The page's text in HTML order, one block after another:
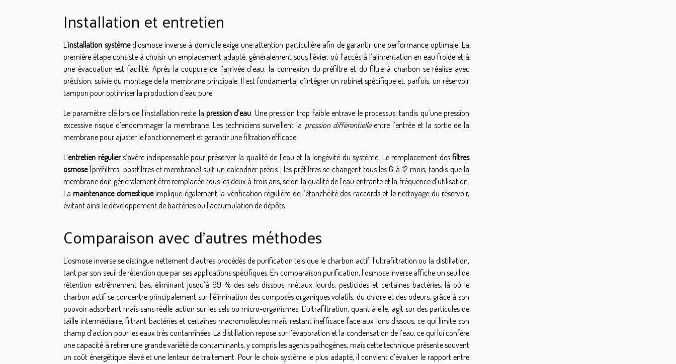
Installation et entretien
L'installation systèmed’osmose inverse à domicile exige une attention particulière afin de garantir une performance optimale. La
première étape consiste à choisir un emplacement adapté, généralement sous l’évier, où l’accès à l’alimentation en eau froide et à
une évacuation est facilité. Après la coupure de l’arrivée d’eau, la connexion du préfiltre et du filtre à charbon se réalise avec
précision, suivie du montage de la membrane principale. Il est fondamental d’intégrer un robinet spécifique et, parfois, un réservoir
tampon pour optimiser la production d’eau pure.
Le paramètre clé lors de l’installation reste la pression d’eau . Une pression trop faible entrave le processus, tandis qu’une pression
excessive risque d’endommager la membrane. Les techniciens surveillent la pression différentielleentre l’entrée et la sortie de la
membrane pour ajuster le fonctionnement et garantir une filtration efficace.
L’entretien réguliers’avère indispensable pour préserver la qualité de l’eau et la longévité du système. Le remplacement des filtres
osmose(préfiltres, postfiltres et membrane) suit un calendrier précis : les préfiltres se changent tous les 6 à 12 mois, tandis que la
membrane doit généralement être remplacée tous les deux à trois ans, selon la qualité de l’eau entrante et la fréquence d’utilisation.
Lamaintenance domestiqueimplique également la vérification régulière de l’étanchéité des raccords et le nettoyage du réservoir,
évitant ainsi le développement de bactéries ou l’accumulation de dépôts.
Comparaison avec d’autres méthodes
L’osmose inverse se distingue nettement d’autres procédés de purification tels que le charbon actif, l’ultrafiltration ou la distillation,
tant par son seuil de rétention que par ses applications spécifiques. En comparaison purification, l’osmose inverse affiche un seuil de
rétention extrêmement bas, éliminant jusqu’à 99 % des sels dissous, métaux lourds, pesticides et certaines bactéries, là où le
charbon actif se concentre principalement sur l’élimination des composés organiques volatils, du chlore et des odeurs, grâce à son
pouvoir adsorbant mais sans réelle action sur les sels ou micro-organismes. L’ultrafiltration, quant à elle, agit sur des particules de
taille intermédiaire, filtrant bactéries et certaines macromolécules mais restant inefficace face aux ions dissous, ce qui limite son
champ d’action pour les eaux très contaminées. La distillation repose sur l’évaporation et la condensation de l’eau, ce qui lui confère
une capacité à retirer une grande variété de contaminants, y compris les agents pathogènes, mais cette technique présente souvent
un coût énergétique élevé et une lenteur de traitement. Pour le choix système le plus adapté, il convient d’évaluer le rapport entre